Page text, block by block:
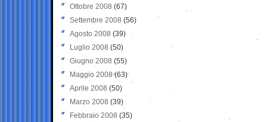
Ottobre 2008 (67)
Settembre 2008 (56)
Agosto 2008 (39)
Luglio 2008 (50)
Giugno 2008 (55)
Maggio 2008(63)
Aprile 2008 (50)
Marzo 2008 (39)
Febbraio 2008 (35)